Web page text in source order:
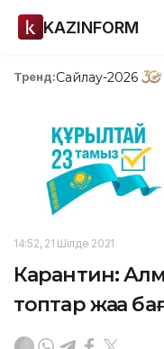
KAZINFORM
Тренд:Сайлау-2026
14:52, 21 Шілде 2021
Карантин:
топтар жаңа